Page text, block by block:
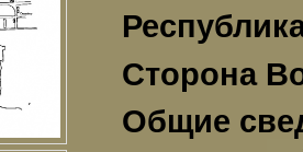
Сторона
Общие